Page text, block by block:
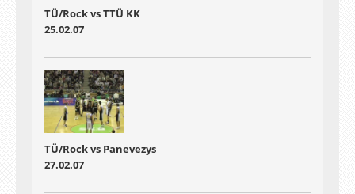
TÜ/Rock vs TTÜ KK
25.02.07
TÜ/Rock vs Panevezys
27.02.07